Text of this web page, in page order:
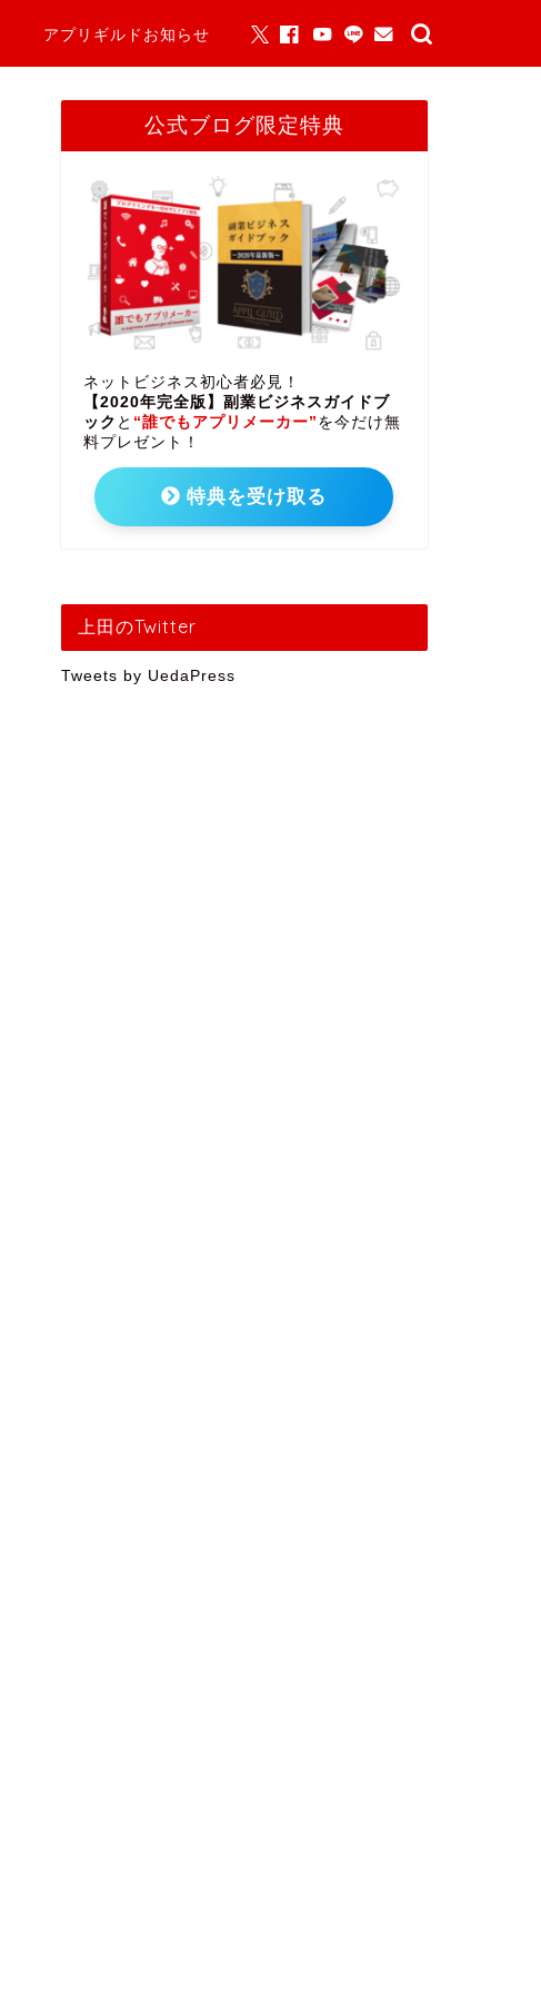
アプリギルドお知らせ
公式ブログ限定特典
ネットビジネス初心者必見！
【2020年完全版】副業ビジネスガイドブ
ック と “誰でもアプリメーカー” を今だけ無
料プレゼント！
特典を受け取る
上田のTwitter
Tweets by UedaPress